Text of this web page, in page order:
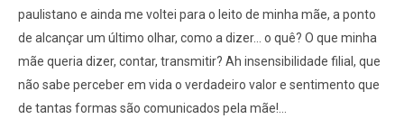
paulistano e ainda me voltei para o leito de minha mãe, a ponto
de alcançar um último olhar, como a dizer... o quê? O que minha
mãe queria dizer, contar, transmitir? Ah insensibilidade filial, que
não sabe perceber em vida o verdadeiro valor e sentimento que
de tantas formas são comunicados pela mãe!...